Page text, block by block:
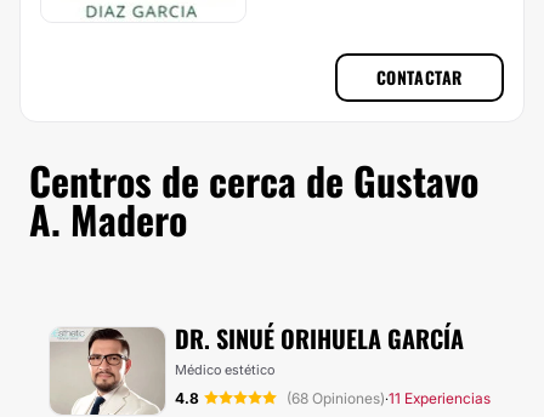
CONTACTAR
Centros de cerca de Gustavo
A. Madero
DR. SINUÉ ORIHUELA GARCÍA
Médico estético
4.8 (68 Opiniones)·11 Experiencias